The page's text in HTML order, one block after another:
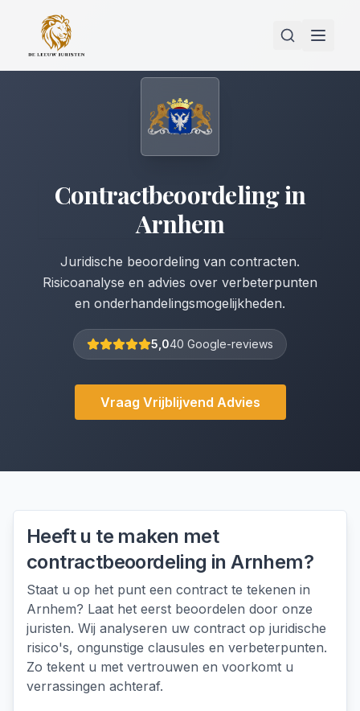
Contractbeoordelingin
Arnhem
Juridische beoordeling van contracten.
Risicoanalyse en advies over verbeterpunten
en onderhandelingsmogelijkheden.
5,040 Google-reviews
Vraag Vrijblijvend Advies
Heeft u te maken met
contractbeoordeling inArnhem?
Staat u op het punt een contract te tekenen in
Arnhem? Laat het eerst beoordelen door onze
juristen. Wij analyseren uw contract op juridische
risico's, ongunstige clausules en verbeterpunten.
Zo tekent u met vertrouwen en voorkomt u
verrassingen achteraf.